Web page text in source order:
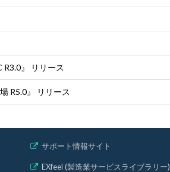
R3.0』 リリース
R5.0』 リリース
サポート情報サイト
EXfeel (製造業サービスライブラリー)